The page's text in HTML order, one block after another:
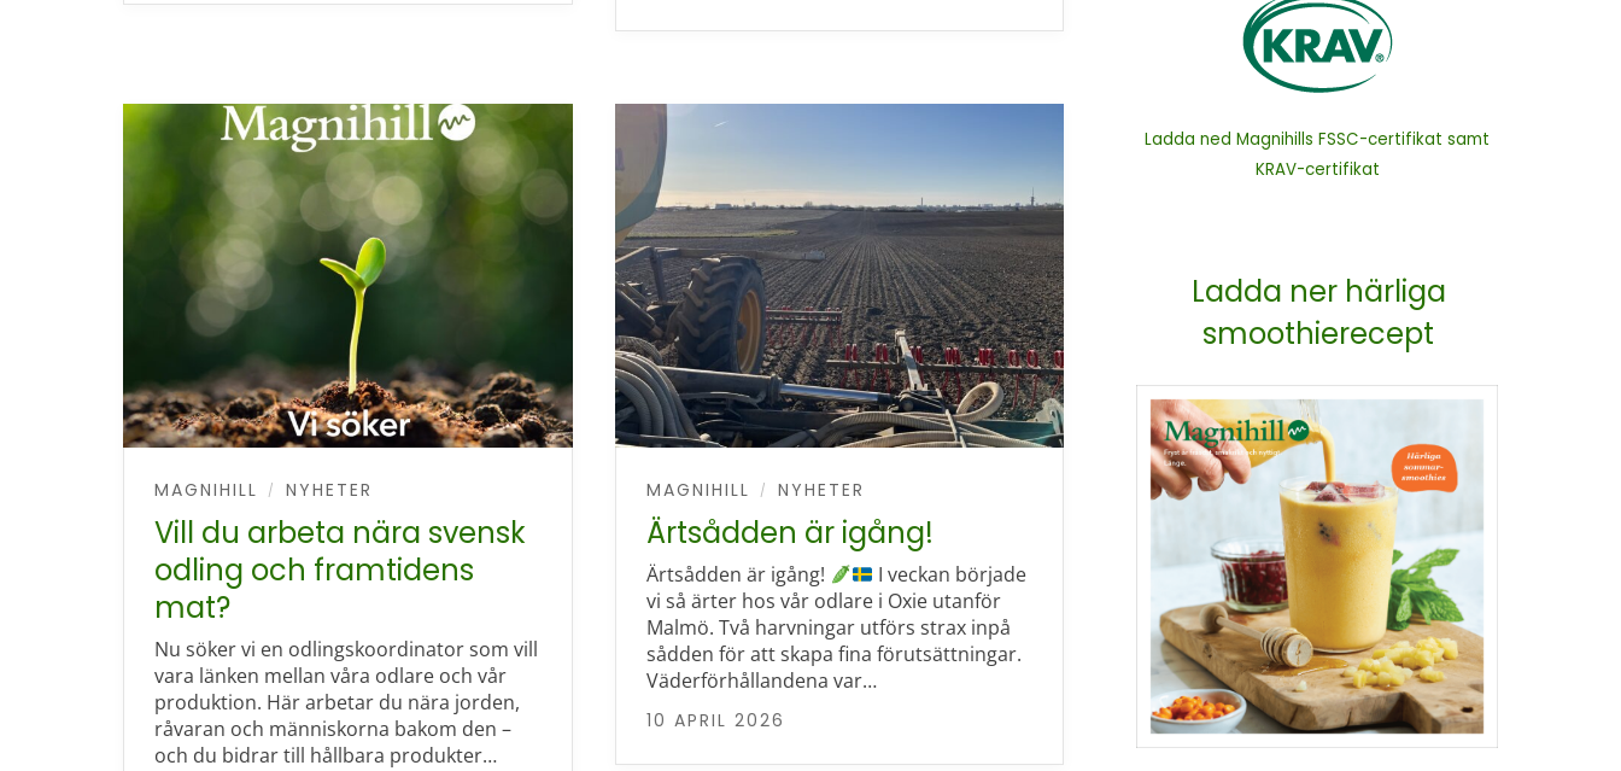
MAGNIHILL / NYHETER
Vill du arbeta nära svensk
odling och framtidens
mat?
Nu söker vi en odlingskoordinator som vill
vara länken mellan våra odlare och vår
produktion. Här arbetar du nära jorden,
råvaran och människorna bakom den –
och du bidrar till hållbara produkter…
MAGNIHILL / NYHETER
Ärtsådden är igång!
Ärtsådden är igång!
I veckan började
vi så ärter hos vår odlare i Oxie utanför
Malmö. Två harvningar utförs strax inpå
sådden för att skapa fina förutsättningar.
Väderförhållandena var…
10 APRIL 2026
Ladda ned Magnihills FSSC-certifikat samt
KRAV-certifikat
Ladda ner härliga
smoothierecept